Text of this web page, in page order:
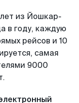
из Йошкар-
в году, каждую
рейсов и 10
самая
9000